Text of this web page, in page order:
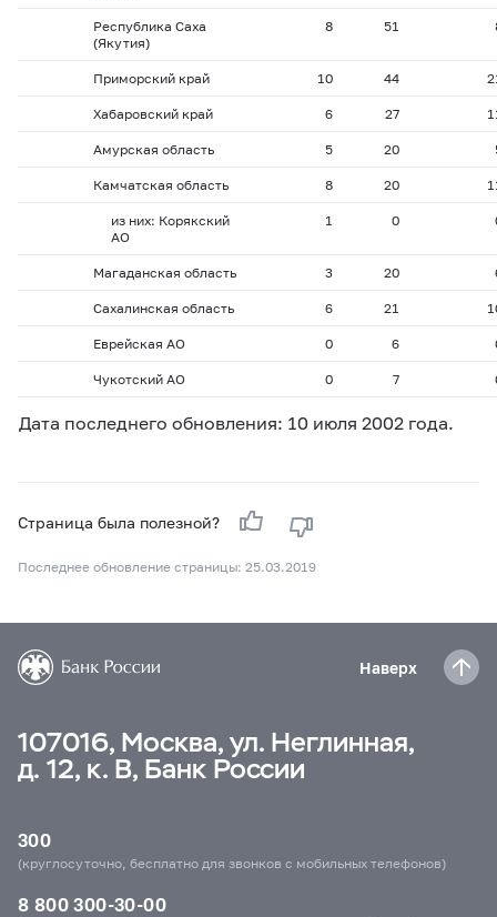
Республика Саха
(Якутия)
8 51
Приморский край 10 44
Хабаровский край 6 27
Амурская область 5 20
Камчатская область 8 20
из них: Корякский
АО
1 0
Магаданская область 3 20
Сахалинская область 6 21
Еврейская АО 0 6
Чукотский АО 0 7
Дата последнего обновления: 10 июля 2002 года.
Страница была полезной?
Последнее обновление страницы: 25.03.2019
Наверх
107016, Москва, ул. Неглинная,
д. 12, к. В, Банк России
300
(круглосуточно, бесплатно для звонков с мобильных телефонов)
8 800 300-30-00